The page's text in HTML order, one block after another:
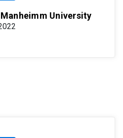
University